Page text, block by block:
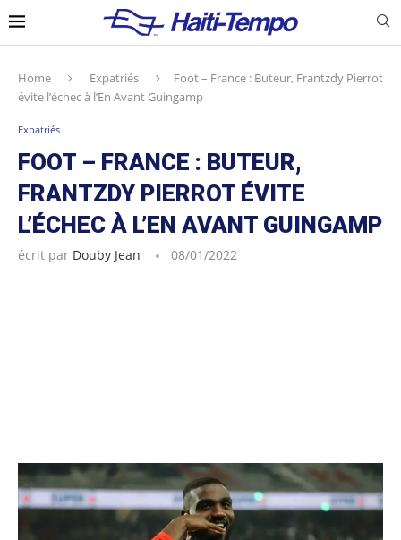
Home Expatriés
Foot – France : Buteur, Frantzdy Pierrot
évite l’échec à l’En Avant Guingamp
Expatriés
FOOT – FRANCE : BUTEUR,
FRANTZDY PIERROT ÉVITE
L’ÉCHEC À L’EN AVANT GUINGAMP
écrit par Douby Jean 08/01/2022